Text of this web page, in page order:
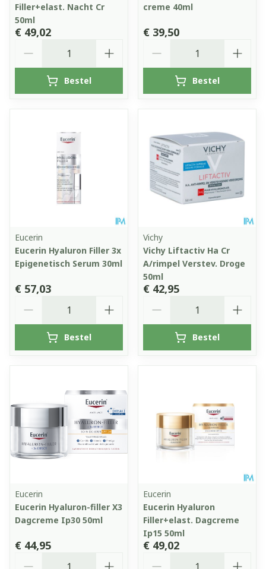
Filler+elast. Nacht Cr
50ml
€ 49,02
Bestel
creme 40ml
€ 39,50
Bestel
Eucerin
Eucerin Hyaluron Filler 3x
Epigenetisch Serum 30ml
€ 57,03
Bestel
Vichy
Vichy Liftactiv Ha Cr
A/rimpel Verstev. Droge
50ml
€ 42,95
Bestel
Eucerin
Eucerin Hyaluron-filler X3
Dagcreme Ip30 50ml
€ 44,95
Eucerin
Eucerin Hyaluron
Filler+elast. Dagcreme
Ip15 50ml
€ 49,02